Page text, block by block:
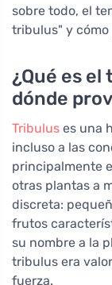
sobre todo, el
tribulus" y cómo
¿Qué es
dónde
Tribulus es una
incluso a las
principalmente
otras plantas a
discreta:
frutos
su nombre a la
tribulus era
fuerza.